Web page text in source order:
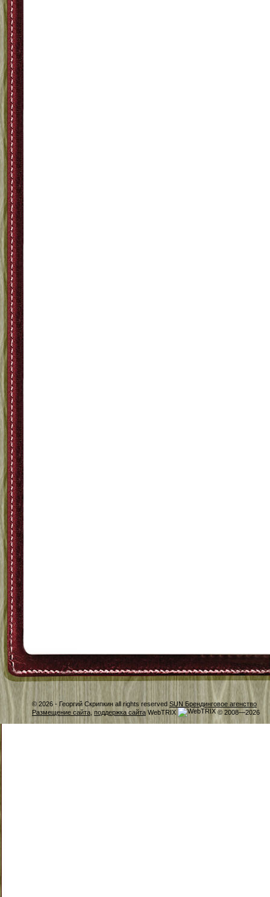
© 2026 - Георгий Скрипкин all rights reserved SUN Брендинговое агенство
Размещение сайта, поддержка сайта WebTRIX © 2008—2026